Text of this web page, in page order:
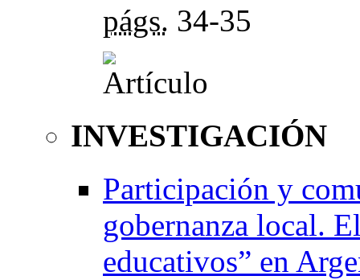
págs. 34-35
INVESTIGACIÓN
Participación y
gobernanza local.
educativos” en